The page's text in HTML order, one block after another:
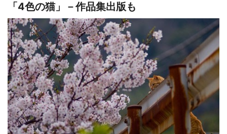
「4色の猫」－作品集出版も